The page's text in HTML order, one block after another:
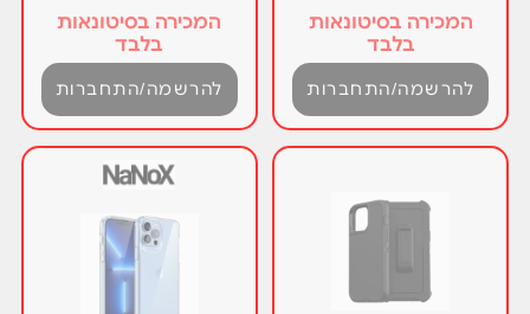
המכירה בסיטונאות
בלבד
להרשמה/התחברות
המכירה בסיטונאות
בלבד
להרשמה/התחברות